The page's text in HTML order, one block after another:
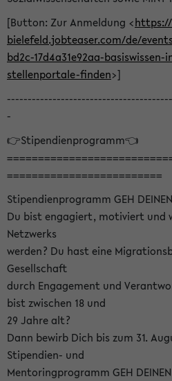
[Button: Zur Anmeldung <
bielefeld.jobteaser.com/de/
bd2c-17d4a31e92aa-
stellenportale-finden>]
-
👉Stipendienprogramm👈
=========================
Stipendienprogramm GEH
Du bist engagiert, motiviert und
Netzwerks
werden? Du hast eine
Gesellschaft
durch Engagement und
bist zwischen 18 und
29 Jahre alt?
Dann bewirb Dich bis zum 31.
Stipendien- und
Mentoringprogramm GEH